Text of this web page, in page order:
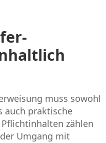
muss sowohl
auch praktische
zählen
Umgang mit